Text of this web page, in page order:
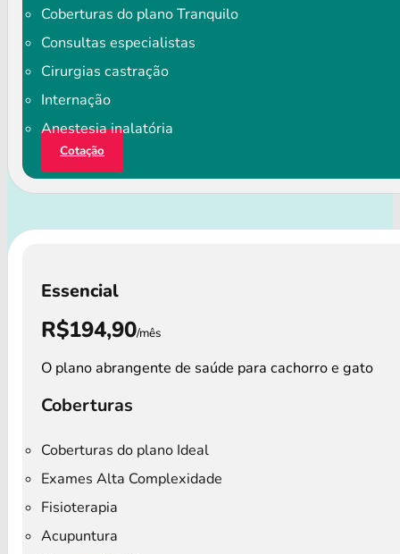
Coberturas do plano Tranquilo
Consultas especialistas
Cirurgias castração
Internação
Anestesia inalatória
Cotação
Essencial
R$194,90/mês
O plano abrangente de saúde para cachorro e gato
Coberturas
Coberturas do plano Ideal
Exames Alta Complexidade
Fisioterapia
Acupuntura